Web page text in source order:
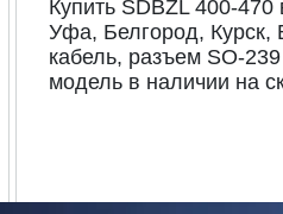
Купить SDBZL 400-
Уфа, Белгород, Курск,
кабель, разъем SO-
модель в наличии на